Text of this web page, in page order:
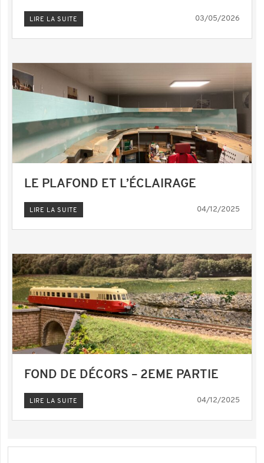
LIRE LA SUITE 03/05/2026
LE PLAFOND ET L’ÉCLAIRAGE
LIRE LA SUITE 04/12/2025
FOND DE DÉCORS – 2EME PARTIE
LIRE LA SUITE 04/12/2025